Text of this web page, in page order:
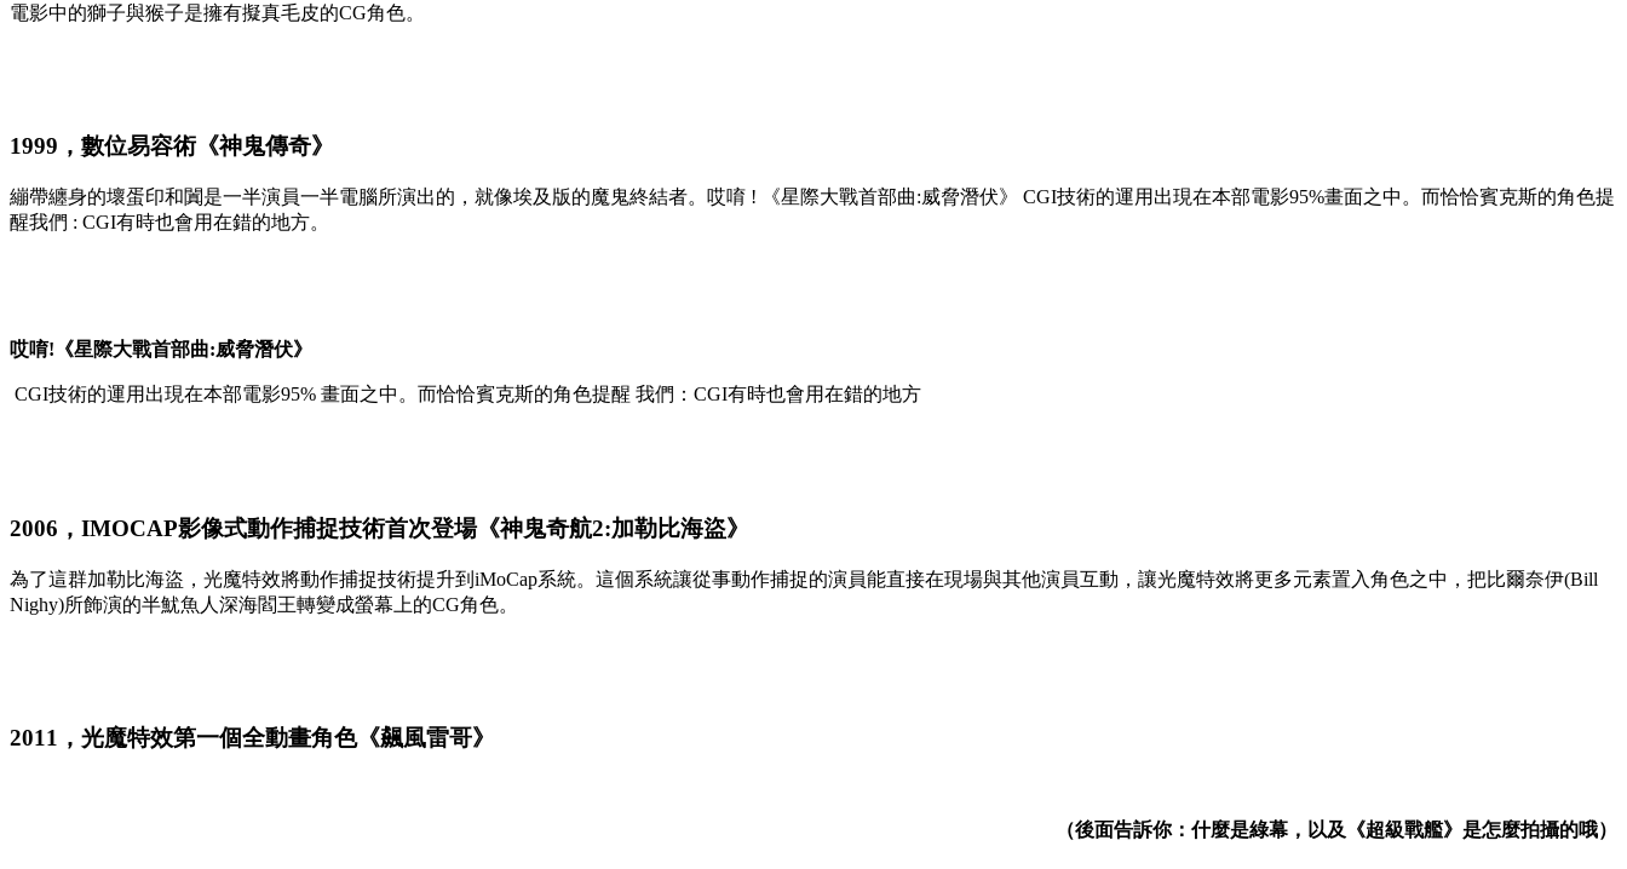
電影中的獅子與猴子是擁有擬真毛皮的CG角色。
1999， 數位易容術《神鬼傳奇》
繃帶纏身的壞蛋印和闐是一半演員一半電腦所演出的，就像埃及版的魔鬼終結者。哎唷 ! 《星際大戰首部曲:威脅潛伏》 CGI技術的運用出現在本部電影95%畫面之中。而恰恰賓克斯的角色提
醒我們 : CGI有時也會用在錯的地方。
哎唷!《星際大戰首部曲:威脅潛伏》
CGI技術的運用出現在本部電影95% 畫面之中。而恰恰賓克斯的角色提醒 我們 ：CGI有時也會用在錯的地方
2006， IMOCAP影像式動作捕捉技術首次登場《神鬼奇航2:加勒比海盜》
為了這群加勒比海盜，光魔特效將動作捕捉技術提升到iMoCap系統。這個系統讓從事動作捕捉的演員能直接在現場與其他演員互動，讓光魔特效將更多元素置入角色之中，把比爾奈伊(Bill
Nighy)所飾演的半魷魚人深海閻王轉變成螢幕上的CG角色。
2011， 光魔特效第一個全動畫角色《飆風雷哥》
（後面告訴你：什麼是綠幕，以及《超級戰艦》是怎麼拍攝的哦）